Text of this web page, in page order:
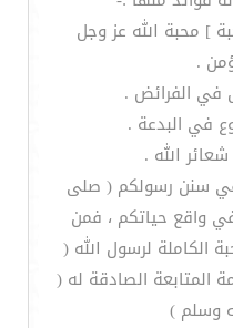
] محبة الله عز وجل
.
في سنن رسولكم ( صلى
واقع حياتكم ، فمن
الكاملة لرسول الله (
المتابعة الصادقة له (
وسلم )